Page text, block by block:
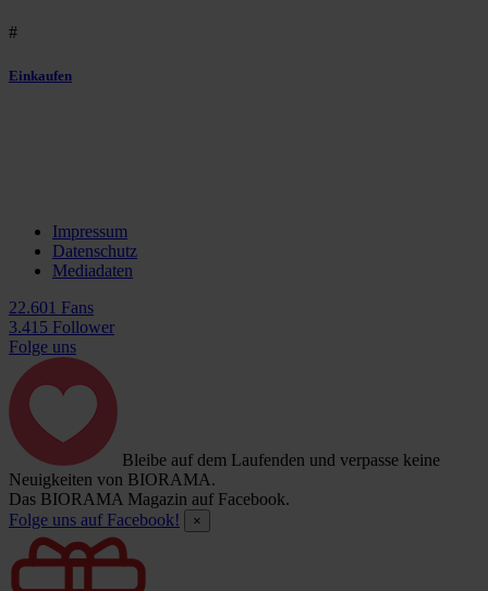
#
Einkaufen
Impressum
Datenschutz
Mediadaten
22.601 Fans
3.415 Follower
Folge uns
Bleibe auf dem Laufenden und verpasse keine
Neuigkeiten von BIORAMA.
Das BIORAMA Magazin auf Facebook.
Folge uns auf Facebook!
×